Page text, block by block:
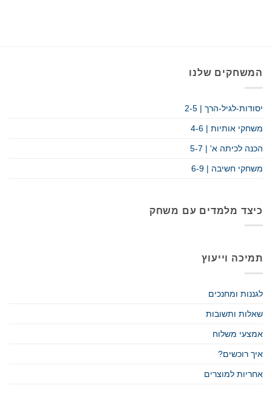
המשחקים שלנו
יסודות-לגיל-הרך | 2-5
משחקי אותיות | 4-6
הכנה לכיתה א' | 5-7
משחקי חשיבה | 6-9
כיצד מלמדים עם משחק
תמיכה וייעוץ
לגננות ומחנכים
שאלות ותשובות
אמצעי משלוח
איך רוכשים?
אחריות למוצרים